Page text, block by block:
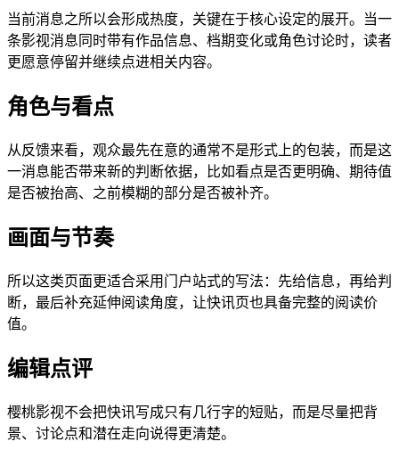
当前消息之所以会形成热度，关键在于核心设定的展开。当一
条影视消息同时带有作品信息、档期变化或角色讨论时，读者
更愿意停留并继续点进相关内容。
角色与看点
从反馈来看，观众最先在意的通常不是形式上的包装，而是这
一消息能否带来新的判断依据，比如看点是否更明确、期待值
是否被抬高、之前模糊的部分是否被补齐。
画面与节奏
所以这类页面更适合采用门户站式的写法：先给信息，再给判
断，最后补充延伸阅读角度，让快讯页也具备完整的阅读价
值。
编辑点评
樱桃影视不会把快讯写成只有几行字的短贴，而是尽量把背
景、讨论点和潜在走向说得更清楚。